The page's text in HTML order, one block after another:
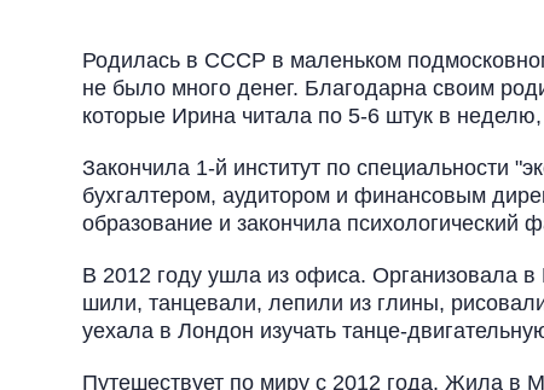
Родилась в СССР в маленьком
не было много денег. Благодарна своим
которые Ирина читала по 5-6 штук в неделю,
Закончила 1-й институт по специальности
бухгалтером, аудитором и финансовым
образование и закончила психологический
В 2012 году ушла из офиса. Организовала в
шили, танцевали, лепили из глины,
уехала в Лондон изучать танце-
Путешествует по миру с 2012 года. Жила в